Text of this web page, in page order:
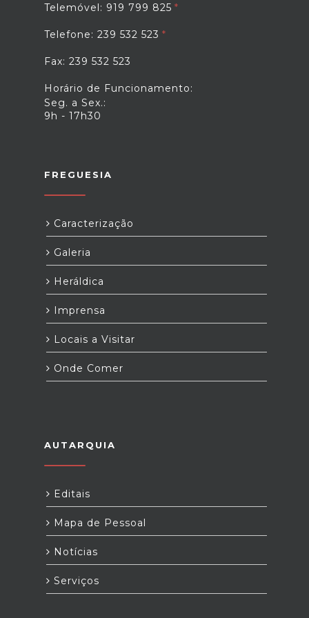
Telemóvel: 919 799 825
Telefone: 239 532 523
Fax: 239 532 523
Horário de Funcionamento:
Seg. a Sex.:
9h - 17h30
FREGUESIA
Caracterização
Galeria
Heráldica
Imprensa
Locais a Visitar
Onde Comer
AUTARQUIA
Editais
Mapa de Pessoal
Notícias
Serviços